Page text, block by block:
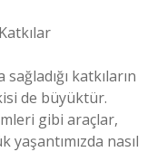
katkıların
de büyüktür.
gibi araçlar,
nasıl